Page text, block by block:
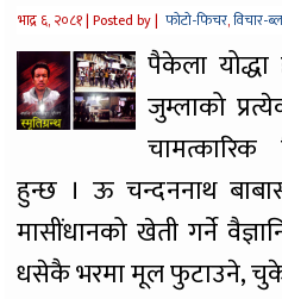
भाद्र ६, २०८१ |Posted by | फोटो-फिचर,विचार-
पैकेला
जुम्लाको
चामत्कारिक
हुन्छ । ऊ चन्दननाथ
मासींधानको खेती गर्ने
धसेकै भरमा मूल फुटाउने,